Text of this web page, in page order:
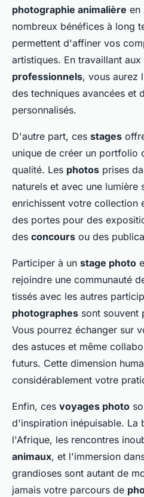
photographie animalière en
nombreux bénéfices à long
permettent d'affiner vos
artistiques. En travaillant
professionnels, vous aurez
des techniques avancées et
personnalisés.
D'autre part, ces stages
unique de créer un portfolio
qualité. Les photos prises
naturels et avec une lumière
enrichissent votre collection
des portes pour des
des concours ou des
Participer à un stage photo
rejoindre une communauté
tissés avec les autres
photographes sont souvent
Vous pourrez échanger sur
des astuces et même
futurs. Cette dimension
considérablement votre
Enfin, ces voyages photo
d'inspiration inépuisable. La
l'Afrique, les rencontres
animaux, et l'immersion
grandioses sont autant de
jamais votre parcours de